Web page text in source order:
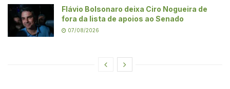
Flávio Bolsonaro deixa Ciro Nogueira de
fora da lista de apoios ao Senado
07/08/2026